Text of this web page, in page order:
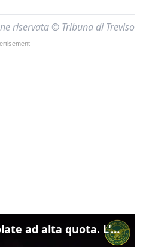
riservata © Tribuna di Treviso
Etna, esplosioni e colate ad alta quota. L'aeroporto di Catania verso la normalità